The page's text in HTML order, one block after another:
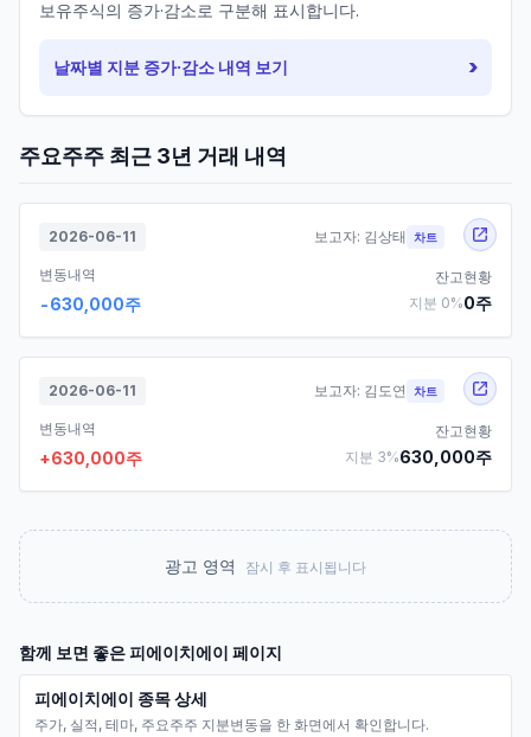
보유주식의 증가·감소로 구분해 표시합니다.
날짜별 지분 증가·감소 내역 보기 ›
주요주주 최근 3년 거래 내역
2026-06-11 보고자: 김상태 차트
변동내역
-630,000주
잔고현황
지분 0%0주
2026-06-11 보고자: 김도연 차트
변동내역
+630,000주
잔고현황
지분 3%630,000주
광고 영역 잠시 후 표시됩니다
함께 보면 좋은피에이치에이 페이지
피에이치에이 종목 상세
주가, 실적, 테마, 주요주주 지분변동을 한 화면에서 확인합니다.